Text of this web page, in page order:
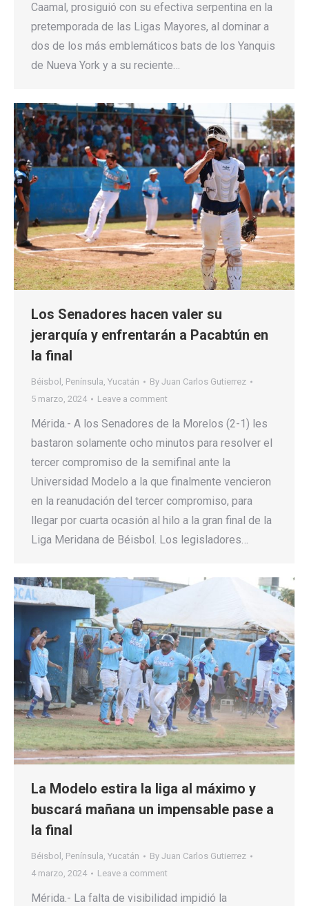
Caamal, prosiguió con su efectiva serpentina en la
pretemporada de las Ligas Mayores, al dominar a
dos de los más emblemáticos bats de los Yanquis
de Nueva York y a su reciente…
Los Senadores hacen valer su
jerarquía y enfrentarán a Pacabtún en
la final
Béisbol , Península, Yucatán By Juan Carlos Gutierrez
5 marzo, 2024
Leave a comment
Mérida.- A los Senadores de la Morelos (2-1) les
bastaron solamente ocho minutos para resolver el
tercer compromiso de la semifinal ante la
Universidad Modelo a la que finalmente vencieron
en la reanudación del tercer compromiso, para
llegar por cuarta ocasión al hilo a la gran final de la
Liga Meridana de Béisbol. Los legisladores…
La Modelo estira la liga al máximo y
buscará mañana un impensable pase a
la final
Béisbol , Península, Yucatán By Juan Carlos Gutierrez
4 marzo, 2024
Leave a comment
Mérida.- La falta de visibilidad impidió la